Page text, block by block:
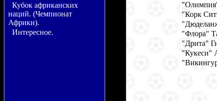
Кубок африканских
наций. (Чемпионат
Африки).
Интересное.
"Корк
"Флора"
"Дрита"
"Кукеси"